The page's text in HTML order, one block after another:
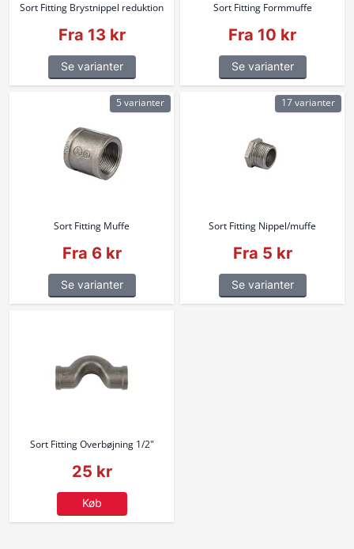
Sort Fitting Brystnippel reduktion
Fra 13 kr
Se varianter
Sort Fitting Formmuffe
Fra 10 kr
Se varianter
Sort Fitting Muffe
Fra 6 kr
Se varianter
5 varianter
Sort Fitting Nippel/muffe
Fra 5 kr
Se varianter
17 varianter
Sort Fitting Overbøjning 1/2"
25 kr
Køb